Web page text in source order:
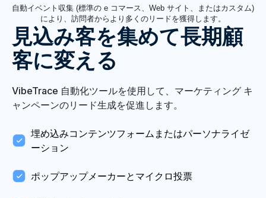
自動イベント収集 (標準の e コマース、Web サイト、またはカスタム)
により、訪問者からより多くのリードを獲得します。
見込み客を集めて長期顧
客に変える
VibeTrace 自動化ツールを使用して、マーケティング キ
ャンペーンのリード生成を促進します。
埋め込みコンテンツフォームまたはパーソナライゼ
ーション
ポップアップメーカーとマイクロ投票